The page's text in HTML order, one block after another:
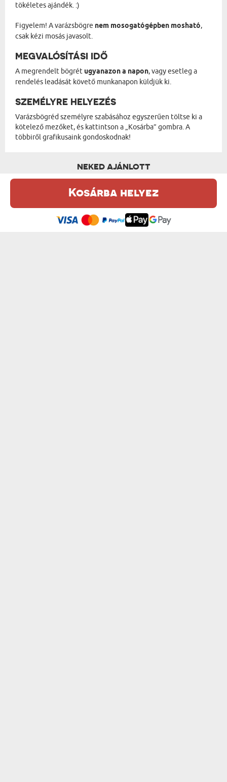
Kosárba helyez
tökéletes ajándék. :)
Figyelem! A varázsbögre nem mosogatógépben mosható,
csak kézi mosás javasolt.
MEGVALÓSÍTÁSI IDŐ
A megrendelt bögrét ugyanazon a napon, vagy esetleg a
rendelés leadását követő munkanapon küldjük ki.
SZEMÉLYRE HELYEZÉS
Varázsbögréd személyre szabásához egyszerűen töltse ki a
kötelező mezőket, és kattintson a „Kosárba” gombra. A
többiről grafikusaink gondoskodnak!
NEKED AJÁNLOTT
Ez a weboldal sütiket (cookie-kat) használ. A sütikről bővebben az
Adatvédelmi Szabályzatban olvashatsz.. Elfogadom